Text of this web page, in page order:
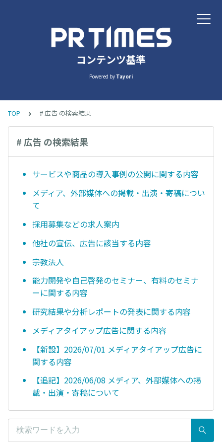
コンテンツ基準
Powered by Tayori
TOP # 広告 の検索結果
# 広告 の検索結果
サービスや商品の導入事例の公開に関する内容
メディア、外部媒体への掲載・出演・寄稿につい
て
採用募集などの求人案内
他社の宣伝、広告に該当する内容
宗教法人
能力開発や自己啓発のセミナー、有料のセミナ
ーに関する内容
研究結果や分析レポートの発表に関する内容
メディアタイアップ広告に関する内容
【新設】2026/07/01 メディアタイアップ広告に
関する内容
【追記】2026/06/08 メディア、外部媒体への掲
載・出演・寄稿について